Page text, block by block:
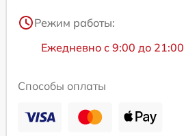
Режим работы:
Ежедневно с 9:00 до 21:00
Способы оплаты